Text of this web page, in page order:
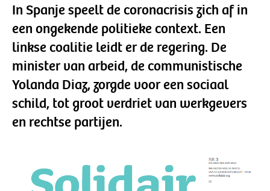
In Spanje speelt de coronacrisis zich af in
een ongekende politieke context. Een
linkse coalitie leidt er de regering. De
minister van arbeid, de communistische
Yolanda Diaz, zorgde voor een sociaal
schild, tot groot verdriet van werkgevers
en rechtse partijen.